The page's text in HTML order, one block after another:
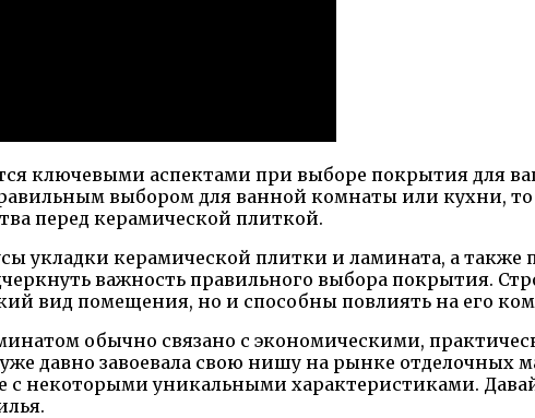
ключевыми аспектами при выборе покрытия для
выбором для ванной комнаты или кухни,
перед керамической плиткой.
укладки керамической плитки и ламината, а также
важность правильного выбора покрытия.
вид помещения, но и способны повлиять на его
обычно связано с экономическими,
давно завоевала свою нишу на рынке отделочных
с некоторыми уникальными характеристиками.